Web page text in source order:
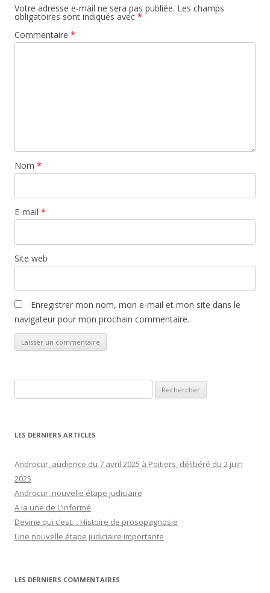
Votre adresse e-mail ne sera pas publiée. Les champs
obligatoires sont indiqués avec *
Commentaire *
Nom *
E-mail *
Site web
Enregistrer mon nom, mon e-mail et mon site dans le
navigateur pour mon prochain commentaire.
LES DERNIERS ARTICLES
Androcur, audience du 7 avril 2025 à Poitiers, délibéré du 2 juin
2025
Androcur, nouvelle étape judiciaire
A la une de L’informé
Devine qui c’est… Histoire de prosopagnosie
Une nouvelle étape judiciaire importante
LES DERNIERS COMMENTAIRES